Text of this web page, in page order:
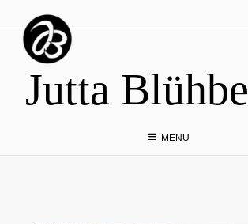
content
Jutta
MENU